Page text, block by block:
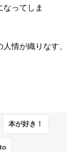
ってしま
情が織りなす、
本が好き！